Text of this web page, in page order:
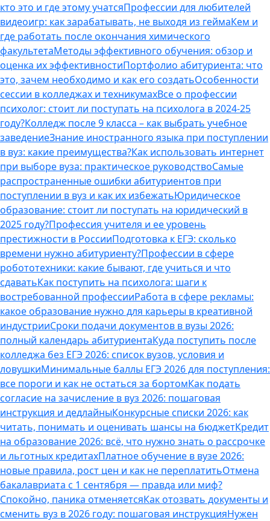
кто это и где этому учатсяПрофессии для любителей
видеоигр: как зарабатывать, не выходя из геймаКем и
где работать после окончания химического
факультетаМетоды эффективного обучения: обзор и
оценка их эффективностиПортфолио абитуриента: что
это, зачем необходимо и как его создатьОсобенности
сессии в колледжах и техникумахВсе о профессии
психолог: стоит ли поступать на психолога в 2024-25
году?Колледж после 9 класса – как выбрать учебное
заведениеЗнание иностранного языка при поступлении
в вуз: какие преимущества?Как использовать интернет
при выборе вуза: практическое руководствоСамые
распространенные ошибки абитуриентов при
поступлении в вуз и как их избежатьЮридическое
образование: стоит ли поступать на юридический в
2025 году?Профессия учителя и ее уровень
престижности в РоссииПодготовка к ЕГЭ: сколько
времени нужно абитуриенту?Профессии в сфере
робототехники: какие бывают, где учиться и что
сдаватьКак поступить на психолога: шаги к
востребованной профессииРабота в сфере рекламы:
какое образование нужно для карьеры в креативной
индустрииСроки подачи документов в вузы 2026:
полный календарь абитуриентаКуда поступить после
колледжа без ЕГЭ 2026: список вузов, условия и
ловушкиМинимальные баллы ЕГЭ 2026 для поступления:
все пороги и как не остаться за бортомКак подать
согласие на зачисление в вуз 2026: пошаговая
инструкция и дедлайныКонкурсные списки 2026: как
читать, понимать и оценивать шансы на бюджетКредит
на образование 2026: всё, что нужно знать о рассрочке
и льготных кредитахПлатное обучение в вузе 2026:
новые правила, рост цен и как не переплатитьОтмена
бакалавриата с 1 сентября — правда или миф?
Спокойно, паника отменяетсяКак отозвать документы и
сменить вуз в 2026 году: пошаговая инструкцияНужен